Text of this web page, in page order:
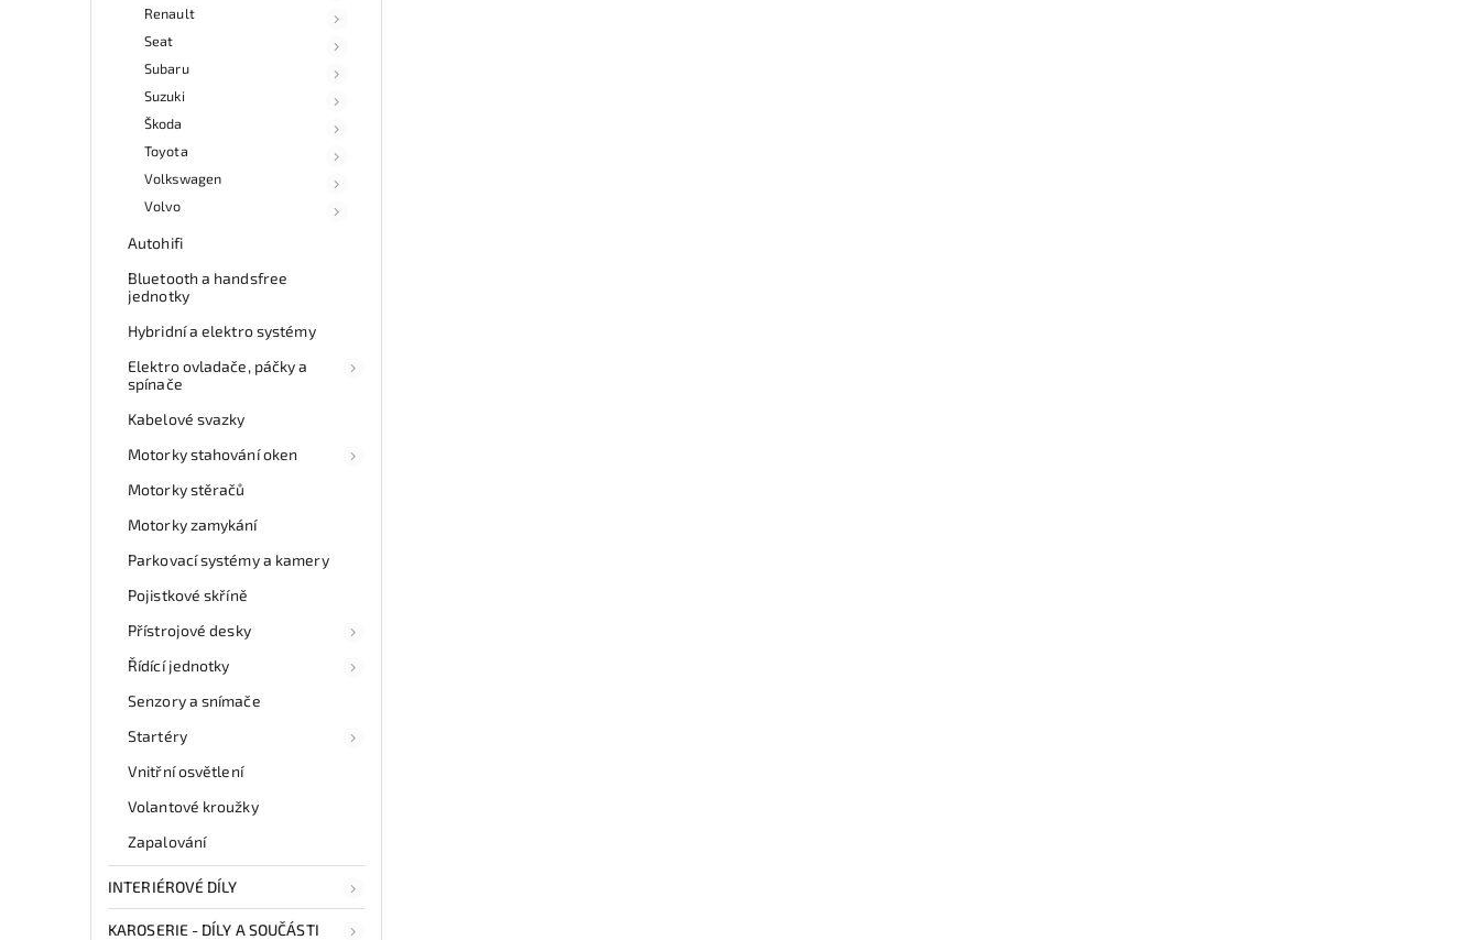
Renault
Seat
Subaru
Suzuki
Škoda
Toyota
Volkswagen
Volvo
Autohifi
Bluetooth a handsfree
jednotky
Hybridní a elektro systémy
Elektro ovladače, páčky a
spínače
Kabelové svazky
Motorky stahování oken
Motorky stěračů
Motorky zamykání
Parkovací systémy a kamery
Pojistkové skříně
Přístrojové desky
Řídící jednotky
Senzory a snímače
Startéry
Vnitřní osvětlení
Volantové kroužky
Zapalování
INTERIÉROVÉ DÍLY
KAROSERIE - DÍLY A SOUČÁSTI